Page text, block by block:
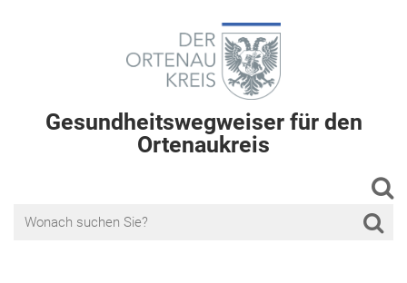
Gesundheitswegweiser für den
Ortenaukreis